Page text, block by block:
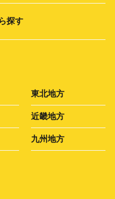
探す
東北地方
近畿地方
九州地方